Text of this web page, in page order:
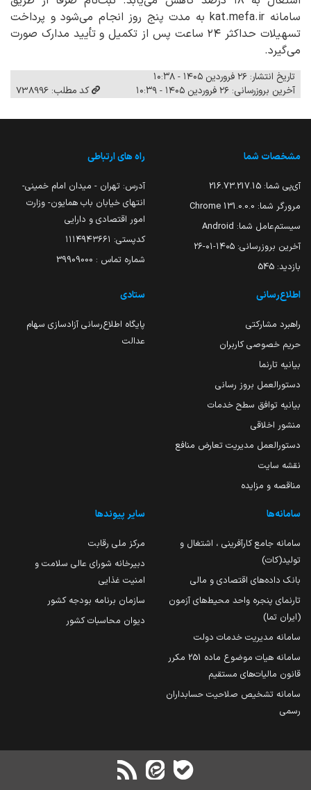
سامانه kat.mefa.ir به مدت پنج روز انجام می‌شود و پرداخت
تسهیلات حداکثر ۲۴ ساعت پس از تکمیل و تأیید مدارک صورت
می‌گیرد.
تاریخ انتشار: ۲۶ فروردین ۱۴۰۵ - ۱۰:۳۸
آخرین بروزرسانی: ۲۶ فروردین ۱۴۰۵ - ۱۰:۳۹
کد مطلب: 738996
مشخصات شما
آی‌پی شما: 216.73.217.15
مرورگر شما: 131.0.0.0 Chrome
سیستم‌عامل شما: Android
آخرین بروزرسانی: ۱۴۰۵-۰۱-۲۶
بازدید: 545
راه های ارتباطی
آدرس: تهران - میدان امام خمینی-
انتهای خیابان باب همایون- وزارت
امور اقتصادی و دارایی
کدپستی: ۱۱۱۴۹۴۳۶۶۱
شماره تماس : 39909000
اطلاع‌رسانی
راهبرد مشارکتی
حریم خصوصی کاربران
بیانیه تارنما
دستورالعمل بروز رسانی
بیانیه توافق سطح خدمات
منشور اخلاقی
دستورالعمل مدیریت تعارض منافع
نقشه سایت
مناقصه و مزایده
ستادی
پایگاه اطلاع‌رسانی آزادسازی سهام
عدالت
سامانه‌ها
سامانه جامع کارآفرینی ، اشتغال و
تولید(کات)
بانک داده‌های اقتصادی و مالی
تارنمای پنجره واحد محیط‌های آزمون
(ایران تما)
سامانه مدیریت خدمات دولت
سامانه هیات موضوع ماده 251 مکرر
قانون مالیات‌های مستقیم
سامانه تشخیص صلاحیت حسابداران
رسمی
سایر پیوندها
مرکز ملی رقابت
دبیرخانه شورای عالی سلامت و
امنیت غذایی
سازمان برنامه بودجه کشور
دیوان محاسبات کشور